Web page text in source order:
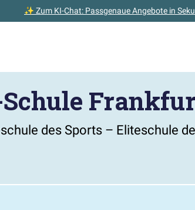
✨ Zum KI-Chat: Passgenaue Angebote in
des Sports – Eliteschule